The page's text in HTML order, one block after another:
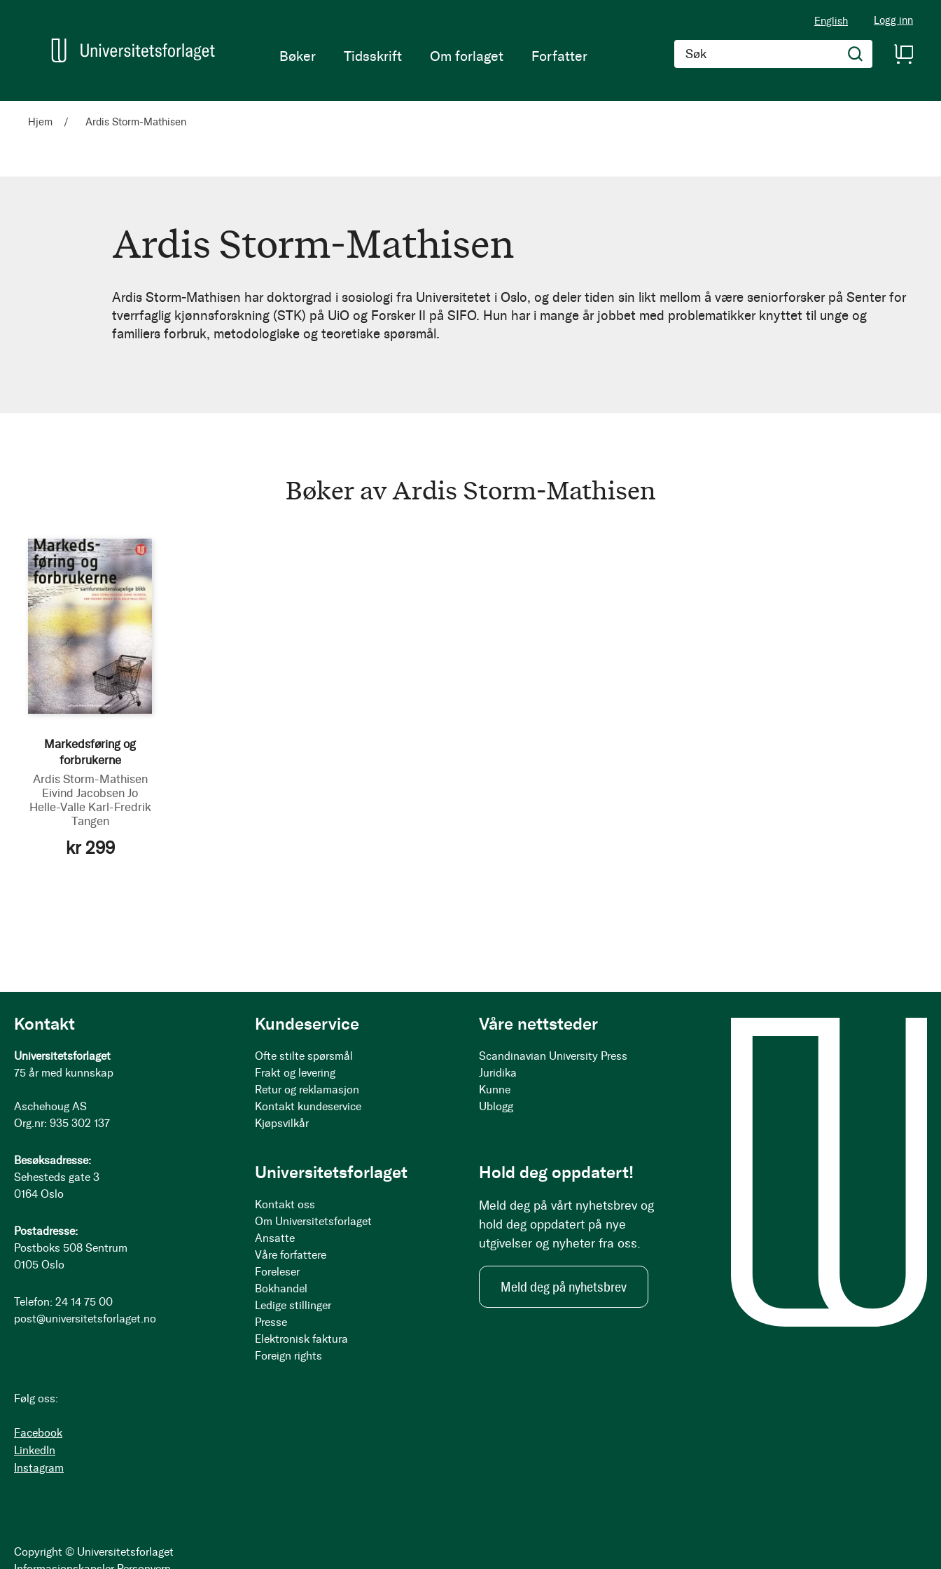
English Logg inn
Søk
Hjem
Bøker Tidsskrift Om forlaget Forfatter
Hjem Ardis Storm-Mathisen
Ardis
Storm-
Mathisen
Ardis Storm-Mathisen
Ardis Storm-Mathisen har doktorgrad i sosiologi fra Universitetet i Oslo, og deler tiden sin likt mellom å være seniorforsker på Senter for
tverrfaglig kjønnsforskning (STK) på UiO og Forsker II på SIFO. Hun har i mange år jobbet med problematikker knyttet til unge og
familiers forbruk, metodologiske og teoretiske spørsmål.
Bøker av Ardis Storm-Mathisen
Markedsføring og
forbrukerne
Ardis Storm-Mathisen
Eivind Jacobsen Jo
Helle-Valle Karl-Fredrik
Tangen
kr 299
Kontakt
Universitetsforlaget
75 år med kunnskap
Aschehoug AS
Org.nr: 935 302 137
Besøksadresse:
Sehesteds gate 3
0164 Oslo
Postadresse:
Postboks 508 Sentrum
0105 Oslo
Telefon: 24 14 75 00
post@universitetsforlaget.no
Følg oss:
Facebook
LinkedIn
Instagram
Copyright © Universitetsforlaget
Kundeservice
Ofte stilte spørsmål
Frakt og levering
Retur og reklamasjon
Kontakt kundeservice
Kjøpsvilkår
Våre nettsteder
Scandinavian University Press
Juridika
Kunne
Ublogg
Universitetsforlaget
Kontakt oss
Om Universitetsforlaget
Ansatte
Våre forfattere
Foreleser
Bokhandel
Ledige stillinger
Presse
Elektronisk faktura
Foreign rights
Hold deg oppdatert!
Meld deg på vårt nyhetsbrev og
hold deg oppdatert på nye
utgivelser og nyheter fra oss.
Meld deg på nyhetsbrev